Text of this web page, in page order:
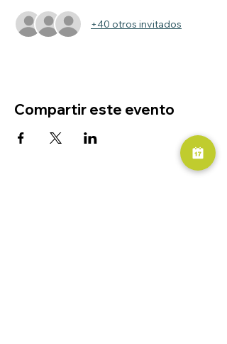
+40 otros invitados
Compartir este evento